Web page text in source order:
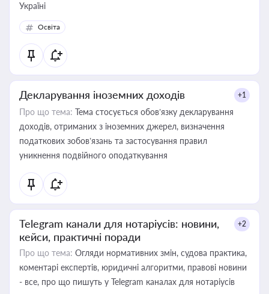
Україні
Освіта
Декларування іноземних доходів +1
Про що тема: Тема стосується обов’язку декларування
доходів, отриманих з іноземних джерел, визначення
податкових зобов’язань та застосування правил
уникнення подвійного оподаткування
Telegram канали для нотаріусів: новини,
кейси, практичні поради
+2
Про що тема: Огляди нормативних змін, судова практика,
коментарі експертів, юридичні алгоритми, правові новини
- все, про що пишуть у Telegram каналах для нотаріусів